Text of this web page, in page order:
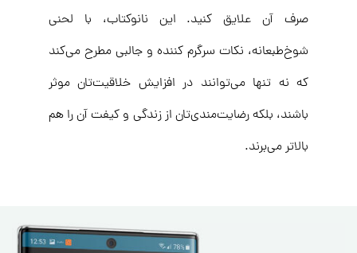
صرف آن علایق کنید. این نانوکتاب، با لحنی
شوخ‌طبعانه، نکات سرگرم ‌کننده و جالبی مطرح می‌کند
که نه تنها می‌توانند در افزایش خلاقیت‌تان موثر
باشند، بلکه رضایت‌مندی‌تان از زندگی و کیفت آن را هم
بالاتر می‌برند.